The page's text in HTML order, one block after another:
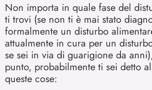
Non importa in quale fase del
ti trovi (se non ti è mai stato
formalmente un disturbo
attualmente in cura per un
se sei in via di guarigione da
punto, probabilmente ti sei detto
queste cose: